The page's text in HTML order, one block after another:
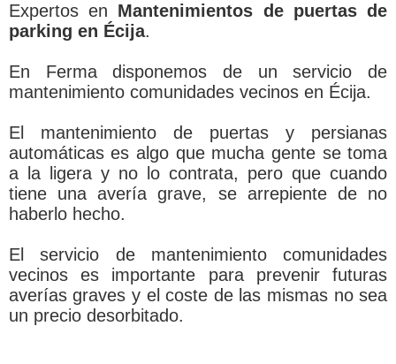
Expertos en Mantenimientos de puertas de
parking en Écija.
En Ferma disponemos de un servicio de
mantenimiento comunidades vecinos en Écija.
El mantenimiento de puertas y persianas
automáticas es algo que mucha gente se toma
a la ligera y no lo contrata, pero que cuando
tiene una avería grave, se arrepiente de no
haberlo hecho.
El servicio de mantenimiento comunidades
vecinos es importante para prevenir futuras
averías graves y el coste de las mismas no sea
un precio desorbitado.